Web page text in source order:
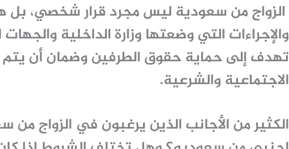
الزواج من سعودية ليس مجرد قرار شخصي، بل
والإجراءات التي وضعتها وزارة الداخلية
تهدف إلى حماية حقوق الطرفين وضمان أن يتم
الاجتماعية والشرعية.
الكثير من الأجانب الذين يرغبون في الزواج